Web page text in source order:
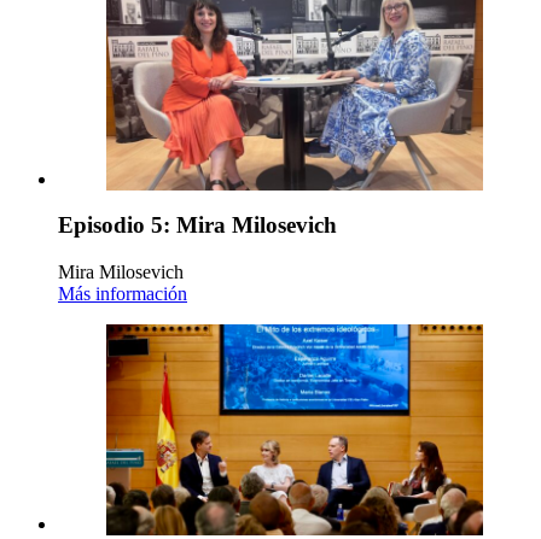
Episodio 5: Mira Milosevich
Mira Milosevich
Más información